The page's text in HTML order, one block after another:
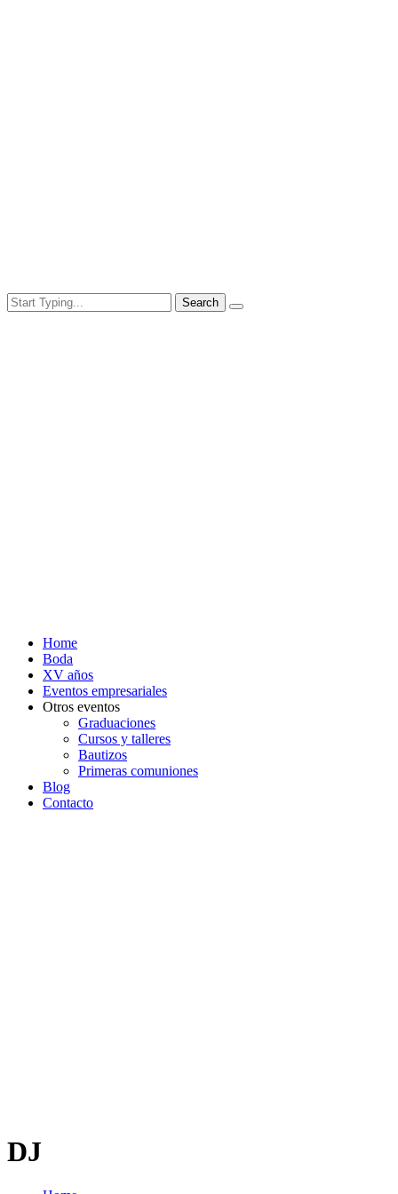
Home
Boda
XV años
Eventos empresariales
Otros eventos
Graduaciones
Cursos y talleres
Bautizos
Primeras comuniones
Blog
Contacto
DJ